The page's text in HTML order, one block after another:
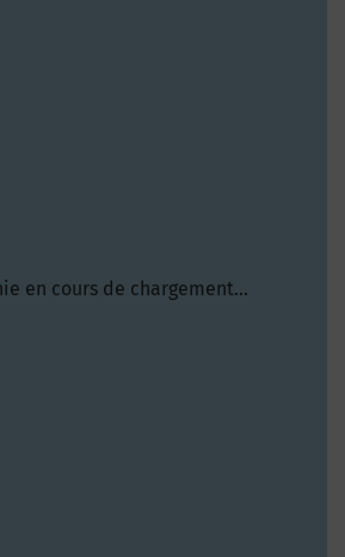
en cours de chargement...